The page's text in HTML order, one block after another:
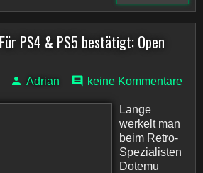
PS4 & PS5 bestätigt; Open
Adrian keine Kommentare
Lange
werkelt man
beim Retro-
Spezialisten
Dotemu